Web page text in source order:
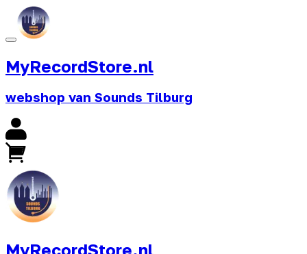
MyRecordStore.nl
webshop van Sounds Tilburg
MyRecordStore.nl